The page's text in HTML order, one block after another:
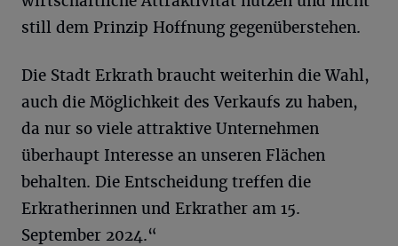
still dem Prinzip Hoffnung gegenüberstehen.
Die Stadt Erkrath braucht weiterhin die Wahl,
auch die Möglichkeit des Verkaufs zu haben,
da nur so viele attraktive Unternehmen
überhaupt Interesse an unseren Flächen
behalten. Die Entscheidung treffen die
Erkratherinnen und Erkrather am 15.
September 2024.“